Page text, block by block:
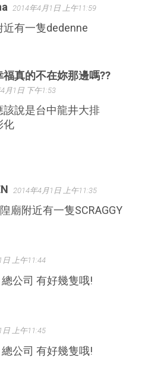
2014年4月1日 上午11:59
近有一隻dedenne
福真的不在妳那邊嗎??
月1日 下午1:53
該說是台中龍井大排
化
2014年4月1日 上午11:35
廟附近有一隻SCRAGGY
上午11:44
總公司 有好幾隻哦!
上午11:45
總公司 有好幾隻哦!